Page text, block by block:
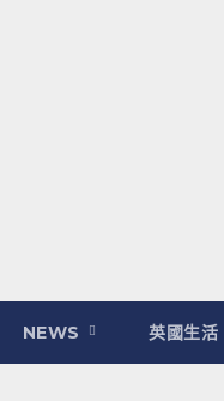
NEWS 英國生活